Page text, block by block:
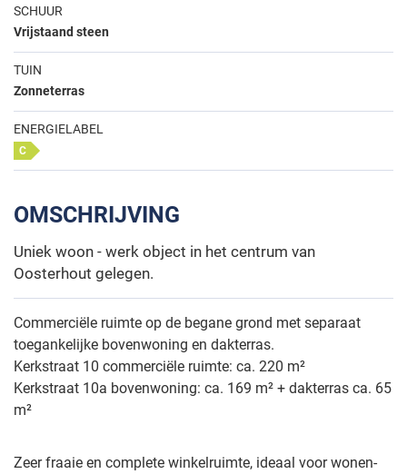
SCHUUR
Vrijstaand steen
TUIN
Zonneterras
ENERGIELABEL
C
OMSCHRIJVING
Uniek woon - werk object in het centrum van
Oosterhout gelegen.
Commerciële ruimte op de begane grond met separaat
toegankelijke bovenwoning en dakterras.
Kerkstraat 10 commerciële ruimte: ca. 220 m²
Kerkstraat 10a bovenwoning: ca. 169 m² + dakterras ca. 65
m²
Zeer fraaie en complete winkelruimte, ideaal voor wonen-